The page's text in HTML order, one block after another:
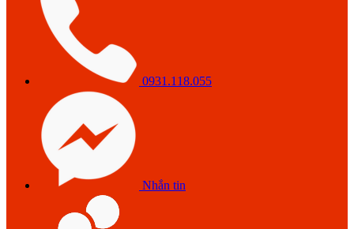
0931.118.055
Nhắn tin